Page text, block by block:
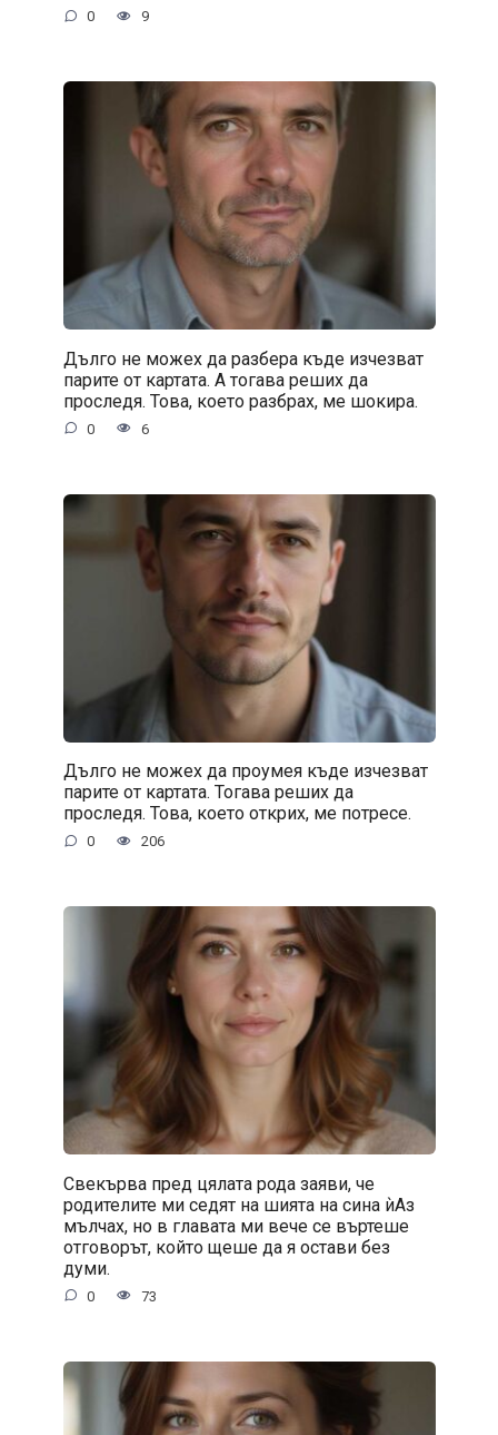
0 9
Дълго не можех да разбера къде изчезват
парите от картата. А тогава реших да
проследя. Това, което разбрах, ме шокира.
0 6
Дълго не можех да проумея къде изчезват
парите от картата. Тогава реших да
проследя. Това, което открих, ме потресе.
0 206
Свекърва пред цялата рода заяви, че
родителите ми седят на шията на сина ѝАз
мълчах, но в главата ми вече се въртеше
отговорът, който щеше да я остави без
думи.
0 73